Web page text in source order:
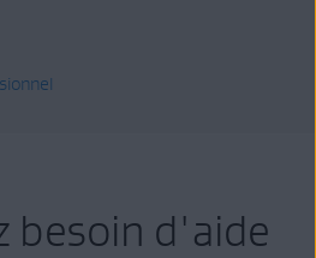
besoin d'aide